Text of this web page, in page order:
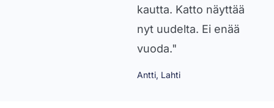
kautta. Katto näyttää
nyt uudelta. Ei enää
vuoda."
Antti, Lahti